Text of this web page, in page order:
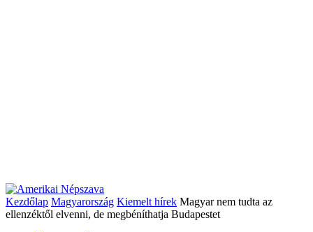
Kezdőlap Magyarország Kiemelt hírek Magyar nem tudta az
ellenzéktől elvenni, de megbéníthatja Budapestet